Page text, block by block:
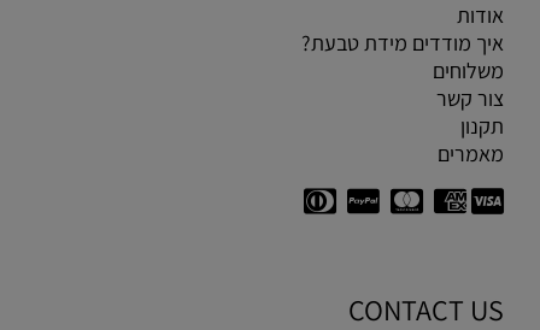
אודות
איך מודדים מידת טבעת?
משלוחים
צור קשר
תקנון
מאמרים
CONTACT US